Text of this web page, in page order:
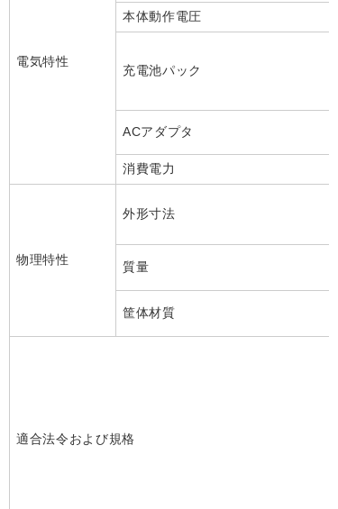
電気特性
本体動作電圧
充電池パック
ACアダプタ
消費電力
物理特性
外形寸法
質量
筐体材質
適合法令および規格